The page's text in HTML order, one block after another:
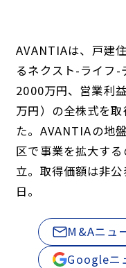
AVANTIAは、戸建
るネクスト-ライフ-
2000万円、営業利
万円）の全株式を
た。AVANTIAの地
区で事業を拡大す
立。取得価額は非
日。
M&Aニュ
Googleニ